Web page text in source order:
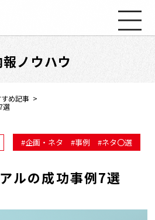
ウハウ
情報
報
ノウハウ
め記事
選
企画・ネタ 事例 ネタ〇選
ルの成功事例7選